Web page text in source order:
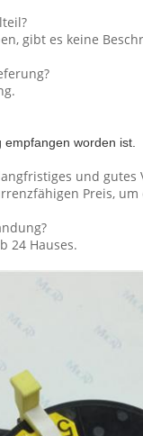
gibt es keine
worden ist.
und gutes
Preis,
24 Hauses.